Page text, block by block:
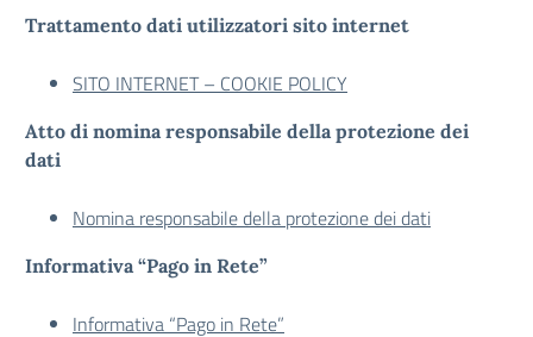
Trattamento dati utilizzatori sito internet
SITO INTERNET – COOKIE POLICY
Atto di nomina responsabile della protezione dei
dati
Nomina responsabile della protezione dei dati
Informativa “Pago in Rete”
Informativa “Pago in Rete”